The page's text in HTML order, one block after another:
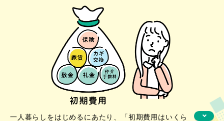
一人暮らしをはじめるにあたり、「初期費用はいくら